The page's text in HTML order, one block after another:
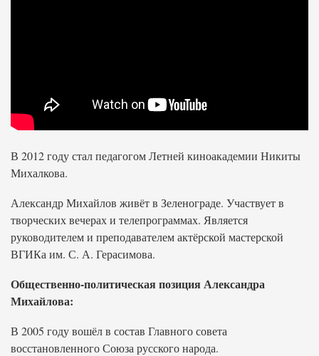
В 2012 году стал педагогом Летней киноакадемии Никиты
Михалкова.
Александр Михайлов живёт в Зеленограде. Участвует в
творческих вечерах и телепрограммах. Является
руководителем и преподавателем актёрской мастерской
ВГИКа им. С. А. Герасимова.
Общественно-политическая позиция Александра
Михайлова:
В 2005 году вошёл в состав Главного совета
восстановленного Союза русского народа.